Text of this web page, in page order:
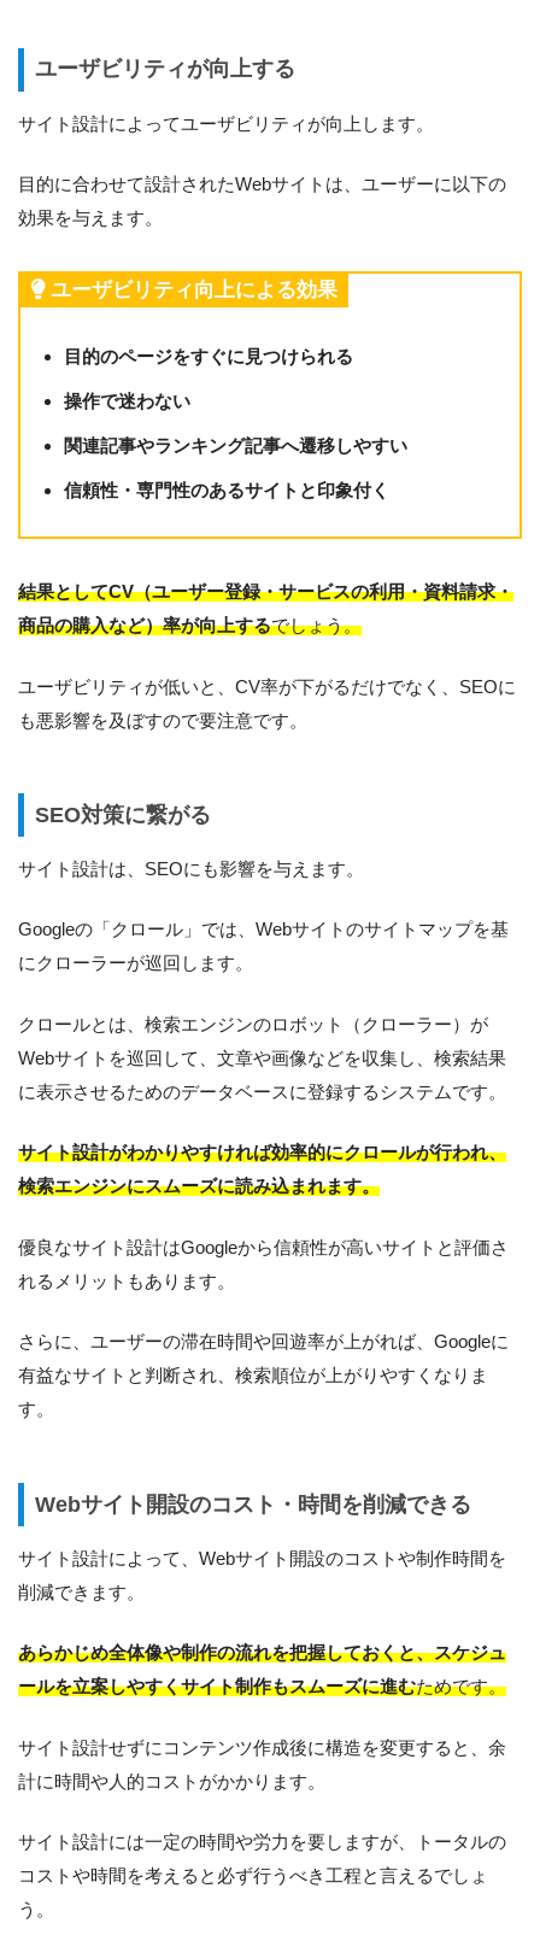
ユーザビリティが向上する
サイト設計によってユーザビリティが向上します。
目的に合わせて設計されたWebサイトは、ユーザーに以下の
効果を与えます。
ユーザビリティ向上による効果
目的のページをすぐに見つけられる
操作で迷わない
関連記事やランキング記事へ遷移しやすい
信頼性・専門性のあるサイトと印象付く
結果としてCV（ユーザー登録・サービスの利用・資料請求・
商品の購入など）率が向上するでしょう。
ユーザビリティが低いと、CV率が下がるだけでなく、SEOに
も悪影響を及ぼすので要注意です。
SEO対策に繋がる
サイト設計は、SEOにも影響を与えます。
Googleの「クロール」では、Webサイトのサイトマップを基
にクローラーが巡回します。
クロールとは、検索エンジンのロボット（クローラー）が
Webサイトを巡回して、文章や画像などを収集し、検索結果
に表示させるためのデータベースに登録するシステムです。
サイト設計がわかりやすければ効率的にクロールが行われ、
検索エンジンにスムーズに読み込まれます。
優良なサイト設計はGoogleから信頼性が高いサイトと評価さ
れるメリットもあります。
さらに、ユーザーの滞在時間や回遊率が上がれば、Googleに
有益なサイトと判断され、検索順位が上がりやすくなりま
す。
Webサイト開設のコスト・時間を削減できる
サイト設計によって、Webサイト開設のコストや制作時間を
削減できます。
あらかじめ全体像や制作の流れを把握しておくと、スケジュ
ールを立案しやすくサイト制作もスムーズに進むためです。
サイト設計せずにコンテンツ作成後に構造を変更すると、余
計に時間や人的コストがかかります。
サイト設計には一定の時間や労力を要しますが、トータルの
コストや時間を考えると必ず行うべき工程と言えるでしょ
う。